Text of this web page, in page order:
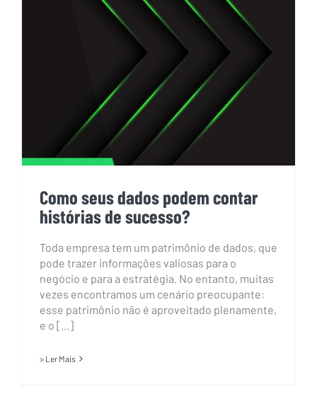
Como seus dados podem contar
histórias de sucesso?
Como seus dados podem contar
histórias de sucesso?
Toda empresa tem um patrimônio de dados, que
pode trazer informações valiosas para o
negócio e para a estratégia. No entanto, muitas
vezes encontramos um cenário preocupante:
esse patrimônio não é aproveitado plenamente,
e o [...]
> Ler Mais